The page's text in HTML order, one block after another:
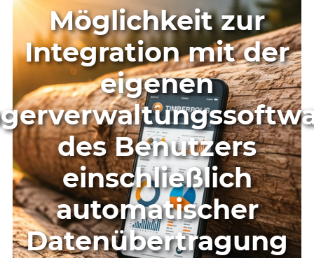
Möglichkeit zur
Integration mit der
eigenen
des Benutzers
einschließlich
automatischer
Datenübertragung